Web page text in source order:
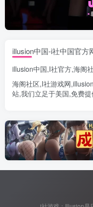
illusion中国-i社中国官
illusion中国,I社官方,海阁
海阁社区,I社游戏网,
站,我们立足于美国,免费